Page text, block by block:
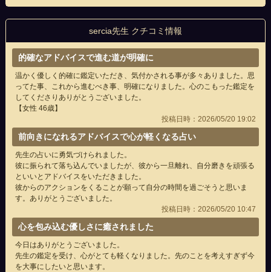
sercia先生 クチコミ情報
的確なアドバイスで進む道が明確に
温かく優しく的確に鑑定いただき、気付かされる事が多々ありました。思
ってた事、これから進むべき事、明確になりました。心のこもった鑑定を
してくださりありがとうございました。
【女性 46歳】
投稿日時：2026/05/20 19:02
前向きになれるアドバイスで心が軽くなる占い
先生の占いに勇気づけられました。
彼に振られて落ち込んでいましたが、彼から一旦離れ、自分磨きを頑張る
といいとアドバイスをいただきました。
彼からのアクションをくることが願って自分の時間を過ごそうと思いま
す。ありがとうございました。
投稿日時：2026/05/20 10:47
心を包み込む優しさに癒されました
今日はありがとうございました。
先生の鑑定を受け、心がとても軽くなりました。先のことを考えすぎず今
を大事にしたいと思います。